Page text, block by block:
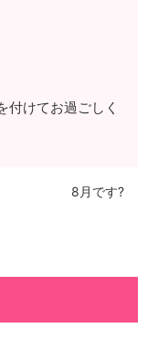
付けてお過ごしく
8月です?